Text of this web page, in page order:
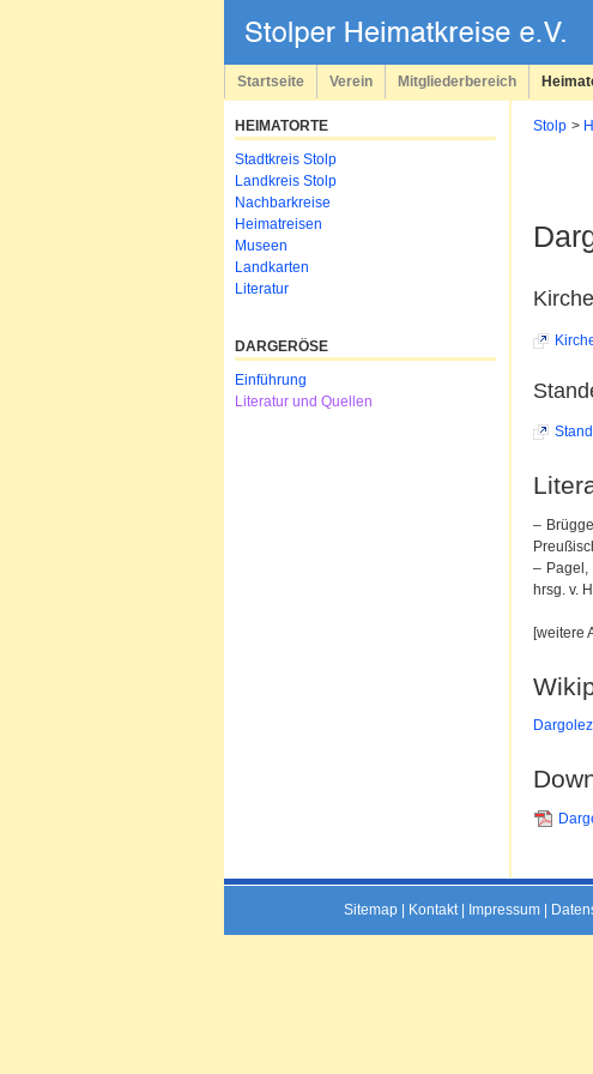
überspringen
Startseite Verein Mitgliederbereich
Stolp
–
– Pagel,
hrsg. v.
[weitere
HEIMATORTE
Navigation
überspringen
Stadtkreis Stolp
Landkreis Stolp
Nachbarkreise
Heimatreisen
Museen
Landkarten
Literatur
DARGERÖSE
Navigation
überspringen
Einführung
Literatur und Quellen
Sitemap | Kontakt | Impressum |